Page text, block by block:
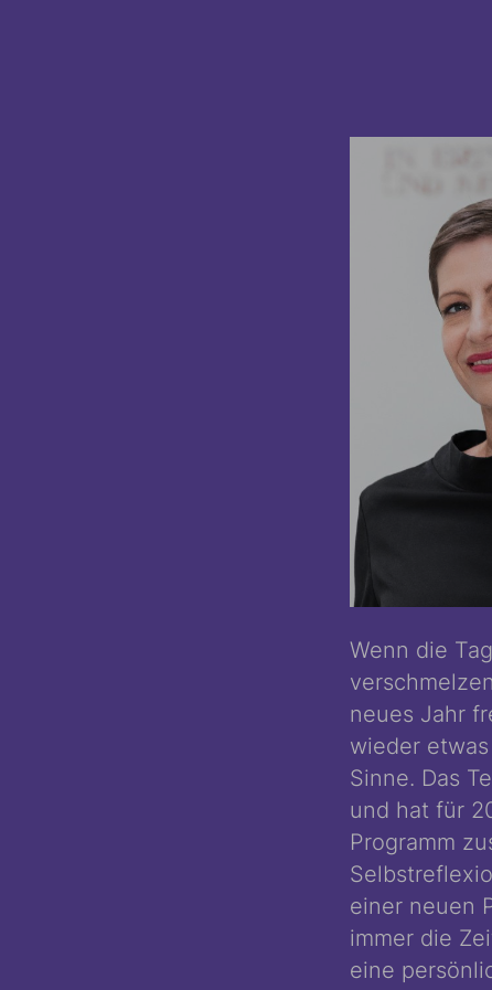
Wenn die
neues Jahr
wieder
Sinne. Das
und hat für
Programm
einer neuen
immer die
eine